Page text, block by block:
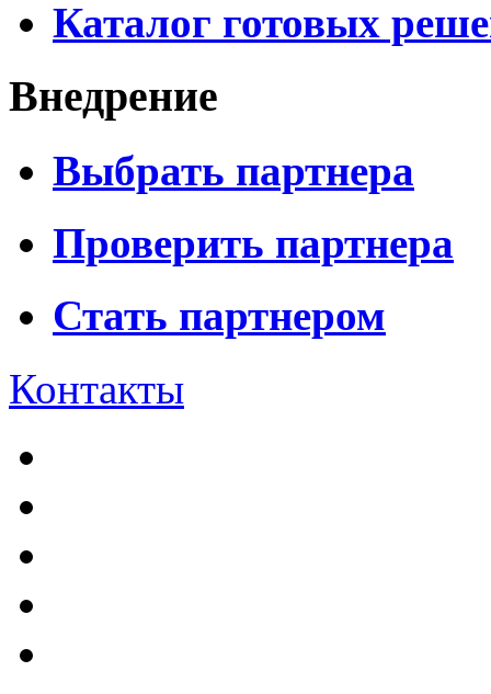
Каталог готовых
Внедрение
Выбрать партнера
Проверить партнера
Стать партнером
Контакты